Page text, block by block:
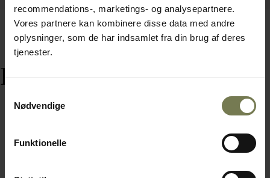
recommendations-, marketings- og analysepartnere.
Vores partnere kan kombinere disse data med andre
oplysninger, som de har indsamlet fra din brug af deres
tjenester.
Nødvendige
Funktionelle
Relaterede varer